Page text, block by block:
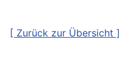
[ Zurück zur Übersicht ]